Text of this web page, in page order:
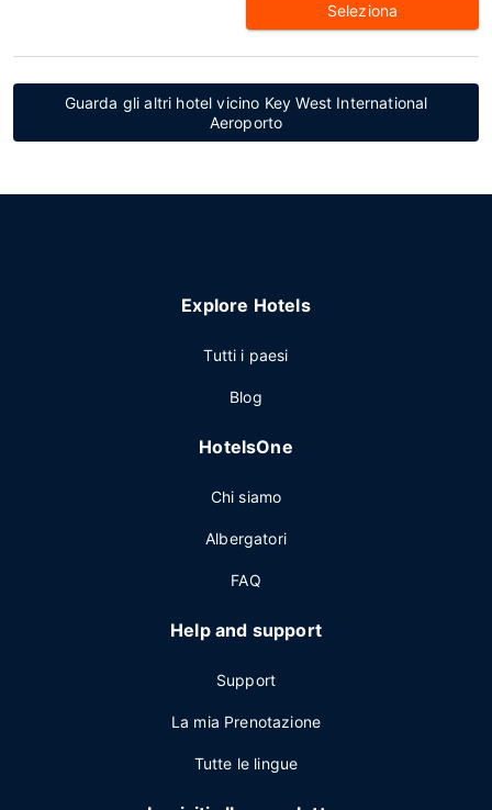
Seleziona
Guarda gli altri hotel vicino Key West International
Aeroporto
Explore Hotels
Tutti i paesi
Blog
HotelsOne
Chi siamo
Albergatori
FAQ
Help and support
Support
La mia Prenotazione
Tutte le lingue